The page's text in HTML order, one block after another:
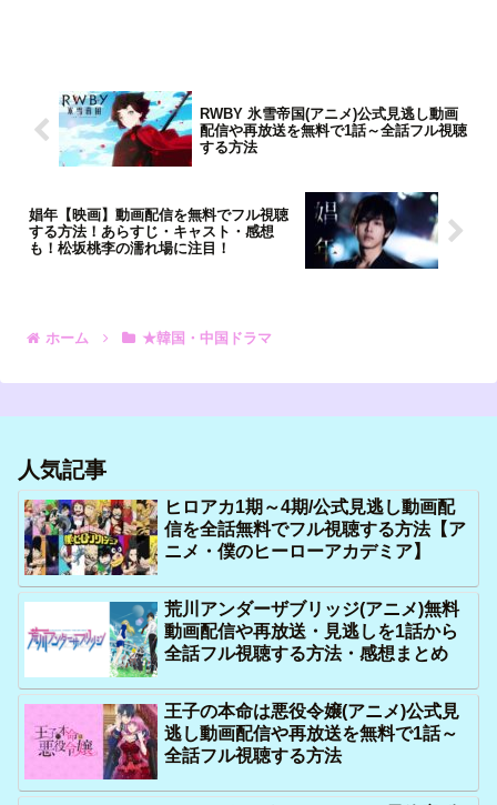
RWBY 氷雪帝国(アニメ)公式見逃し動画
配信や再放送を無料で1話～全話フル視聴
する方法
娼年【映画】動画配信を無料でフル視聴
する方法！あらすじ・キャスト・感想
も！松坂桃李の濡れ場に注目！
ホーム ★韓国・中国ドラマ
人気記事
ヒロアカ1期～4期/公式見逃し動画配
信を全話無料でフル視聴する方法【ア
ニメ・僕のヒーローアカデミア】
荒川アンダーザブリッジ(アニメ)無料
動画配信や再放送・見逃しを1話から
全話フル視聴する方法・感想まとめ
王子の本命は悪役令嬢(アニメ)公式見
逃し動画配信や再放送を無料で1話～
全話フル視聴する方法